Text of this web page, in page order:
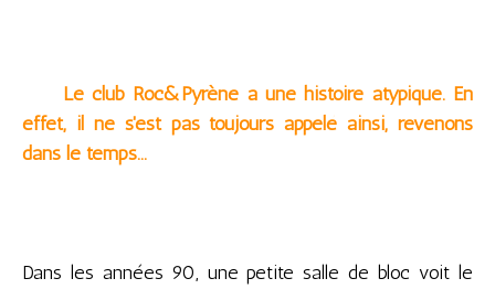
Le club Roc&Pyrène a une histoire atypique. En
effet, il ne s'est pas toujours appelé ainsi, revenons
dans le temps...
Dans les années 90, une petite salle de bloc voit le